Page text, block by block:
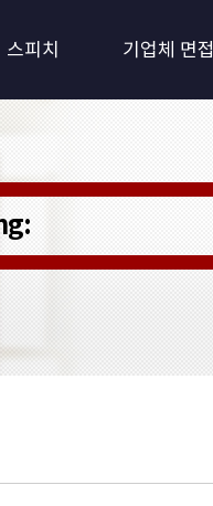
스피치 기업체 면접
퍼스널 트레이닝)